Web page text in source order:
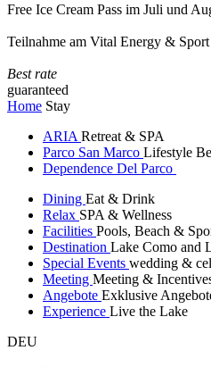
Free Ice Cream Pass im Juli und
Teilnahme am Vital Energy &
Best rate
guaranteed
Home Stay
ARIA Retreat & SPA
Parco San Marco Lifestyle
Dependence Del Parco
Dining Eat & Drink
Relax SPA & Wellness
Facilities Pools, Beach &
Destination Lake Como and
Special Events wedding &
Meeting Meeting &
Angebote Exklusive
Experience Live the Lake
DEU